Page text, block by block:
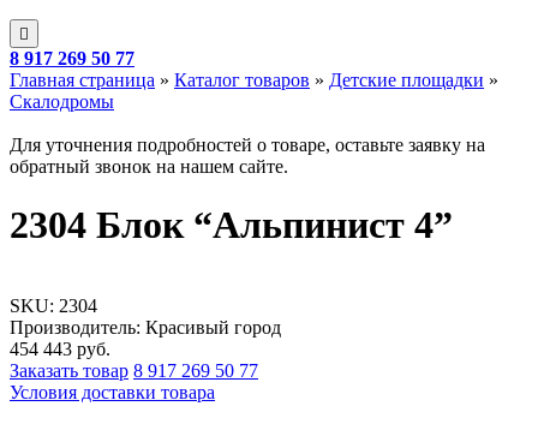
8 917 269 50 77
Главная страница » Каталог товаров » Детские площадки »
Скалодромы
Для уточнения подробностей о товаре, оставьте заявку на
обратный звонок на нашем сайте.
2304 Блок “Альпинист 4”
SKU: 2304
Производитель: Красивый город
454 443 руб.
Заказать товар 8 917 269 50 77
Условия доставки товара